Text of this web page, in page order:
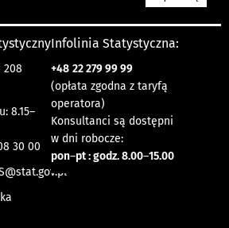
208
8.15–
30 00
Infolinia Statystyczna:
+48 22 279 99 99
(opłata zgodna z taryfą
operatora)
Konsultanci są dostępni
w dni robocze:
pon–pt : godz. 8.00–15.00